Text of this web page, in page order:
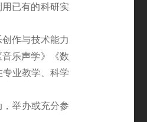
已有的科研实
作与技术能力
乐声学》《数
业教学、科学
，举办或充分参